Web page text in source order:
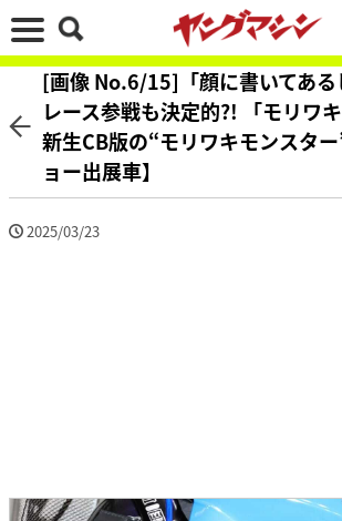
[画像 No.6/15]「顔に書いてある
レース参戦も決定的?! 「モリワ
新生CB版の“モリワキモンスタ
ョー出展車】
2025/03/23